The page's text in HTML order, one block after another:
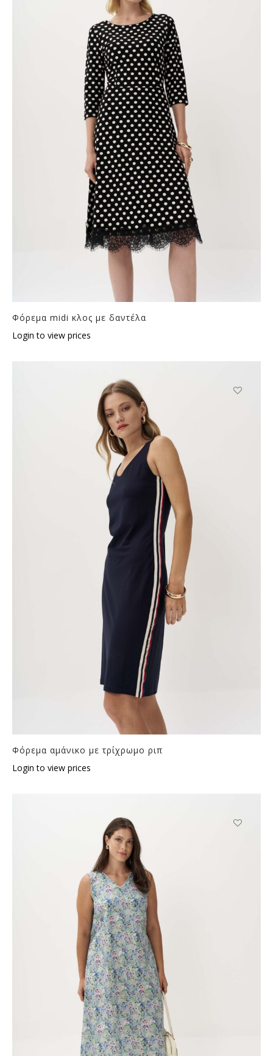
Φόρεμα midi κλος με δαντέλα
Login to view prices
Φόρεμα αμάνικο με τρίχρωμο ριπ
Login to view prices